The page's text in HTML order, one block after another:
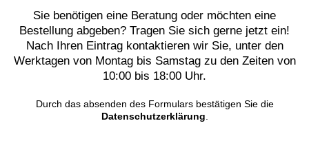
Sie benötigen eine Beratung oder möchten eine
Bestellung abgeben? Tragen Sie sich gerne jetzt ein!
Nach Ihren Eintrag kontaktieren wir Sie, unter den
Werktagen von Montag bis Samstag zu den Zeiten von
10:00 bis 18:00 Uhr.
Durch das absenden des Formulars bestätigen Sie die
Datenschutzerklärung.